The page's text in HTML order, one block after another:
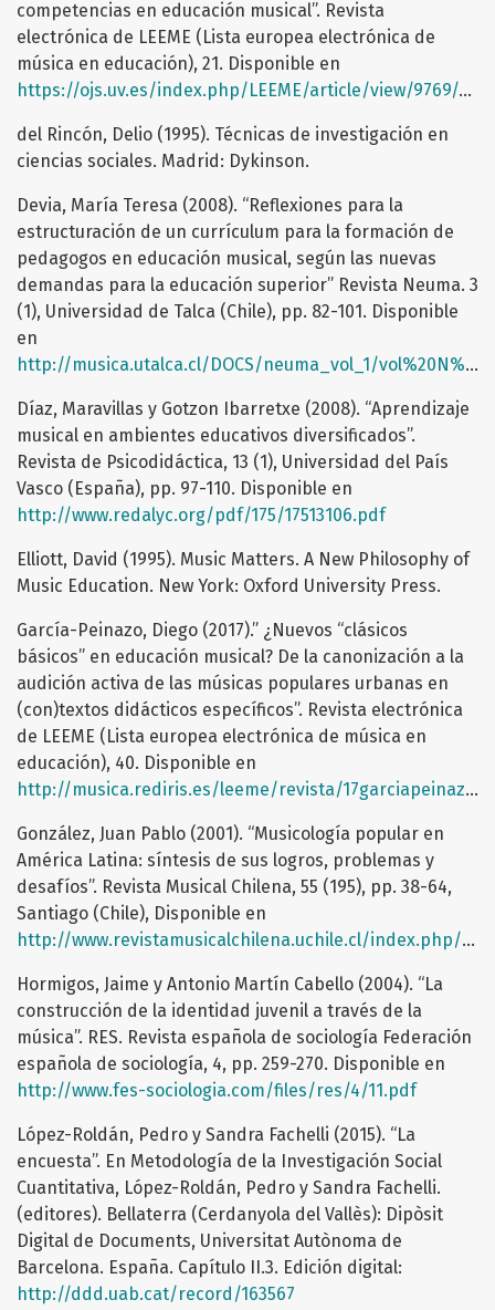
competencias en educación musical”. Revista
electrónica de LEEME (Lista europea electrónica de
música en educación), 21. Disponible en
https://ojs.uv.es/index.php/LEEME/article/view/9769/9203
del Rincón, Delio (1995). Técnicas de investigación en
ciencias sociales. Madrid: Dykinson.
Devia, María Teresa (2008). “Reflexiones para la
estructuración de un currículum para la formación de
pedagogos en educación musical, según las nuevas
demandas para la educación superior” Revista Neuma. 3
(1), Universidad de Talca (Chile), pp. 82-101. Disponible
en
http://musica.utalca.cl/DOCS/neuma_vol_1/vol%20N%C2%B01/Vol1_11_ensayo1.pdf
Díaz, Maravillas y Gotzon Ibarretxe (2008). “Aprendizaje
musical en ambientes educativos diversificados”.
Revista de Psicodidáctica, 13 (1), Universidad del País
Vasco (España), pp. 97-110. Disponible en
http://www.redalyc.org/pdf/175/17513106.pdf
Elliott, David (1995). Music Matters. A New Philosophy of
Music Education. New York: Oxford University Press.
García-Peinazo, Diego (2017).” ¿Nuevos “clásicos
básicos” en educación musical? De la canonización a la
audición activa de las músicas populares urbanas en
(con)textos didácticos específicos”. Revista electrónica
de LEEME (Lista europea electrónica de música en
educación), 40. Disponible en
http://musica.rediris.es/leeme/revista/17garciapeinazo.pdf
González, Juan Pablo (2001). “Musicología popular en
América Latina: síntesis de sus logros, problemas y
desafíos”. Revista Musical Chilena, 55 (195), pp. 38-64,
Santiago (Chile), Disponible en
http://www.revistamusicalchilena.uchile.cl/index.php/RMCH/article/viewFile/485/398
Hormigos, Jaime y Antonio Martín Cabello (2004). “La
construcción de la identidad juvenil a través de la
música”. RES. Revista española de sociología Federación
española de sociología, 4, pp. 259-270. Disponible en
http://www.fes-sociologia.com/files/res/4/11.pdf
López-Roldán, Pedro y Sandra Fachelli (2015). “La
encuesta”. En Metodología de la Investigación Social
Cuantitativa, López-Roldán, Pedro y Sandra Fachelli.
(editores). Bellaterra (Cerdanyola del Vallès): Dipòsit
Digital de Documents, Universitat Autònoma de
Barcelona. España. Capítulo II.3. Edición digital:
http://ddd.uab.cat/record/163567